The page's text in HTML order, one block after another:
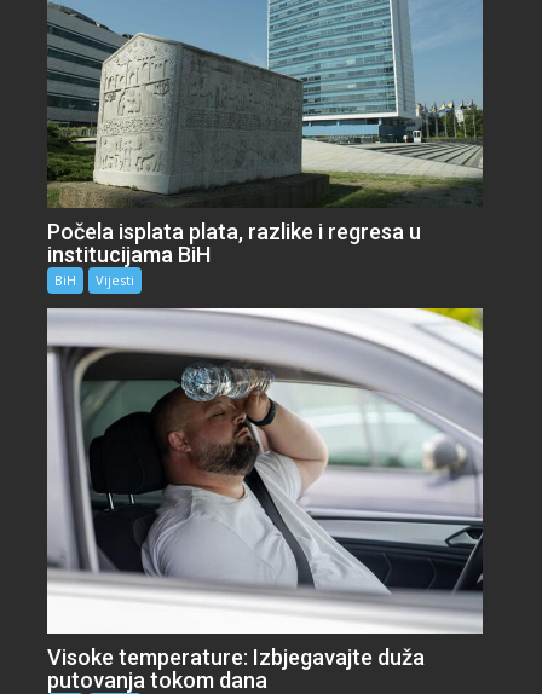
Počela isplata plata, razlike i regresa u
institucijama BiH
BiH Vijesti
Visoke temperature: Izbjegavajte duža
putovanja tokom dana